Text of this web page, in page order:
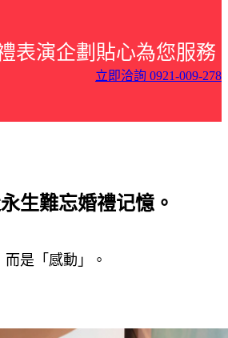
表演企劃貼心為您服務
立即洽詢 0921-009-278
生難忘婚禮记憶。
是「感動」。